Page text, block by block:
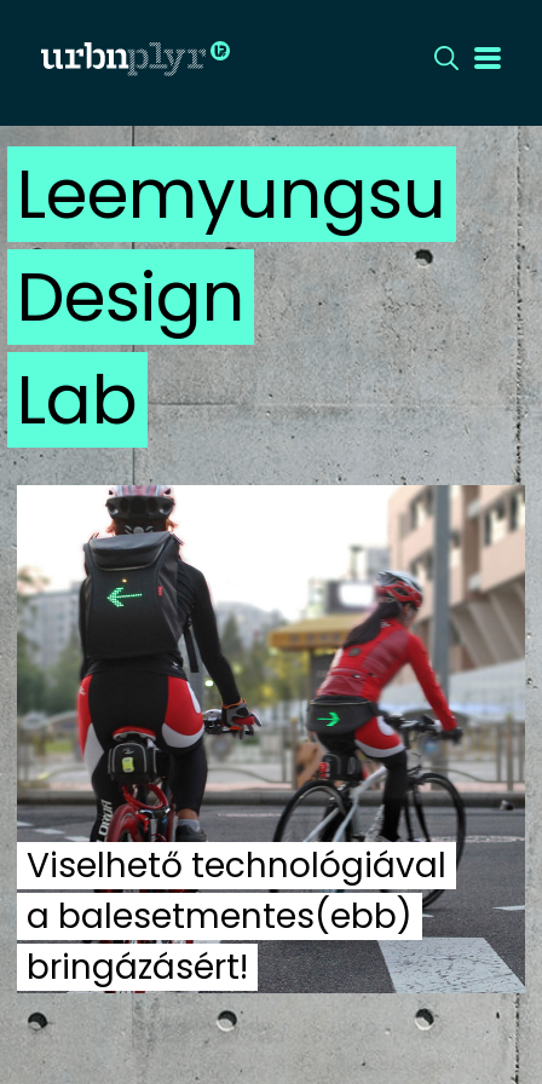
CÍMLAP
DIZÁJN
DIVAT
HIP
KULT
ZENE
MÉDIAAJÁNLAT
IMPRESSZUM
PR-ARCHÍVUM
ADATKEZELÉSI TÁJÉKOZTATÓ
Leemyungsu
Design
Lab
Viselhető technológiával
a balesetmentes(ebb)
bringázásért!